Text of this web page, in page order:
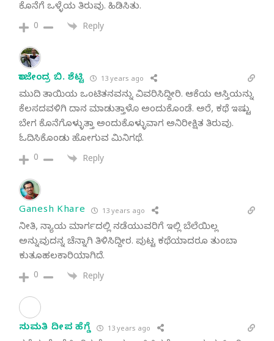
ಕೊನೆಗೆ ಒಳ್ಳೆಯ ತಿರುವು. ಹಿಡಿಸಿತು.
0 Reply
ರಾಜೇಂದ್ರ ಬಿ. ಶೆಟ್ಟಿ 13 years ago
ಮುದಿ ತಾಯಿಯ ಒಂಟಿತನವನ್ನು ವಿವರಿಸಿದ್ದೀರಿ. ಆಕೆಯ ಆಸ್ತಿಯನ್ನು
ಕೆಲಸದವಳಿಗಿ ದಾನ ಮಾಡುತ್ತಾಳೊ ಅಂದುಕೊಂಡೆ. ಅರೆ, ಕಥೆ ಇಷ್ಟು
ಬೇಗ ಕೊನೆಗೊಳ್ಳುತ್ತಾ ಅಂದುಕೊಳ್ಳುವಾಗ ಅನಿರೀಕ್ಷಿತ ತಿರುವು.
ಓದಿಸಿಕೊಂಡು ಹೋಗುವ ಮಿನಿಗಥೆ.
0 Reply
Ganesh Khare 13 years ago
ನೀತಿ, ನ್ಯಾಯ ಮಾರ್ಗದಲ್ಲಿ ನಡೆಯುವರಿಗೆ ಇಲ್ಲಿ ಬೆಲೆಯಿಲ್ಲ
ಅನ್ನುವುದನ್ನ ಚೆನ್ನಾಗಿ ತಿಳಿಸಿದ್ದೀರ. ಪುಟ್ಟ ಕಥೆಯಾದರೂ ತುಂಬಾ
ಕುತೂಹಲಕಾರಿಯಾಗಿದೆ.
0 Reply
ಸುಮತಿ ದೀಪ ಹೆಗ್ಡೆ 13 years ago